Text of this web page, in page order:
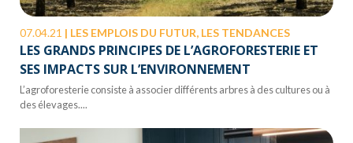
07.04.21 | LES EMPLOIS DU FUTUR, LES TENDANCES
LES GRANDS PRINCIPES DE L’AGROFORESTERIE ET
SES IMPACTS SUR L’ENVIRONNEMENT
L’agroforesterie consiste à associer différents arbres à des cultures ou à
des élevages....